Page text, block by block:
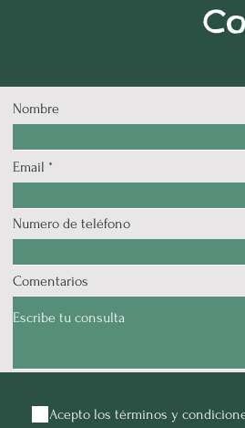
Nombre
Email
Numero de teléfono
Comentarios
Acepto los términos y